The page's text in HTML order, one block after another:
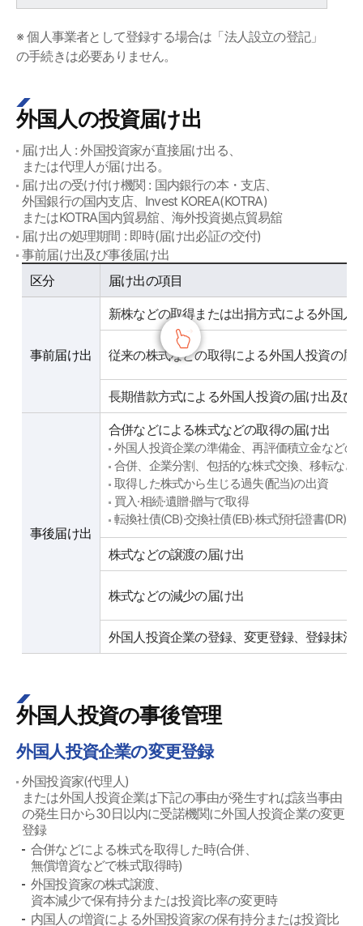
※ 個人事業者として登録する場合は「法人設立の登記」
の手続きは必要ありません。
外国人の投資届け出
届け出人 : 外国投資家が直接届け出る、
または代理人が届け出る。
届け出の受け付け機関 : 国内銀行の本・支店、
外国銀行の国内支店、Invest KOREA(KOTRA)
またはKOTRA国内貿易舘、海外投資拠点貿易舘
届け出の処理期間 : 即時(届け出必証の交付)
事前届け出及び事後届け出
사전신고 및 사후신고
区分
届け出の項目
事前届け出
新株などの取得または出捐方式による外国
従来の株式などの取得による外国人投資の届
長期借款方式による外国人投資の届け出及び
事後届け出
合併などによる株式などの取得の届け出
外国人投資企業の準備金、再評価積立金などの
合併、企業分割、包括的な株式交換、移転など
取得した株式から生じる過失(配当)の出資
買入·相続·遺贈·贈与で取得
転換社債(CB)·交換社債(EB)·株式預托證書(DR)
株式などの譲渡の届け出
株式などの減少の届け出
外国人投資企業の登録、変更登録、登録抹消
外国人投資の事後管理
外国人投資企業の変更登録
外国投資家(代理人)
または外国人投資企業は下記の事由が発生すれば該当事由
の発生日から30日以内に受諾機関に外国人投資企業の変更
登録
合併などによる株式を取得した時(合併、
無償増資などで株式取得時)
外国投資家の株式譲渡、
資本減少で保有持分または投資比率の変更時
内国人の増資による外国投資家の保有持分または投資比